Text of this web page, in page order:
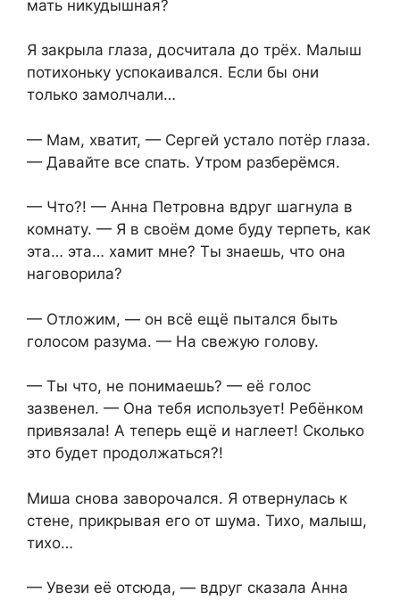
мать никудышная?
Я закрыла глаза, досчитала до трёх. Малыш
потихоньку успокаивался. Если бы они
только замолчали…
— Мам, хватит, — Сергей устало потёр глаза.
— Давайте все спать. Утром разберёмся.
— Что?! — Анна Петровна вдруг шагнула в
комнату. — Я в своём доме буду терпеть, как
эта… эта… хамит мне? Ты знаешь, что она
наговорила?
— Отложим, — он всё ещё пытался быть
голосом разума. — На свежую голову.
— Ты что, не понимаешь? — её голос
зазвенел. — Она тебя использует! Ребёнком
привязала! А теперь ещё и наглеет! Сколько
это будет продолжаться?!
Миша снова заворочался. Я отвернулась к
стене, прикрывая его от шума. Тихо, малыш,
тихо…
— Увези её отсюда, — вдруг сказала Анна